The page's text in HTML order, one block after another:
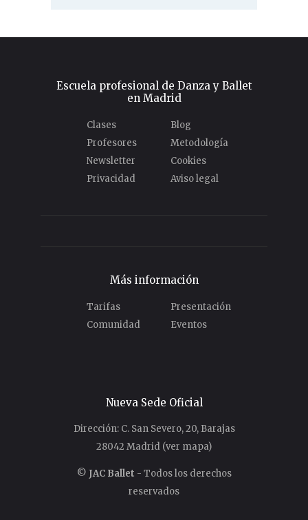
Escuela profesional de Danza y Ballet
en Madrid
Clases
Blog
Profesores
Metodología
Newsletter
Cookies
Privacidad
Aviso legal
Más información
Tarifas
Presentación
Comunidad
Eventos
Nueva Sede Oficial
Dirección: C. San Severo, 20, Barajas
28042 Madrid (ver mapa)
© JAC Ballet - Todos los derechos
reservados